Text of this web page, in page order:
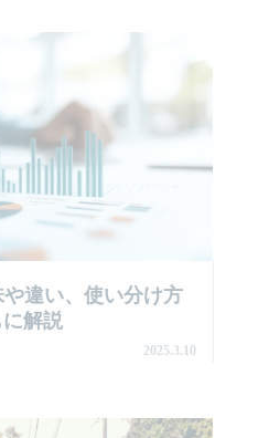
違い、使い分け方
解説
2025.3.10